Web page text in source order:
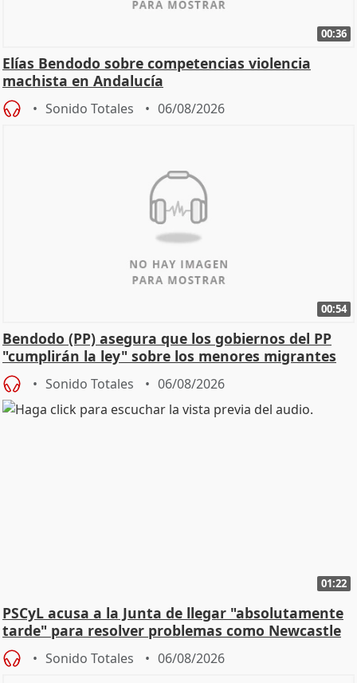
00:36
Elías Bendodo sobre competencias violencia
machista en Andalucía
Sonido Totales 06/08/2026
00:54
Bendodo (PP) asegura que los gobiernos del PP
"cumplirán la ley" sobre los menores migrantes
Sonido Totales 06/08/2026
01:22
PSCyL acusa a la Junta de llegar "absolutamente
tarde" para resolver problemas como Newcastle
Sonido Totales 06/08/2026